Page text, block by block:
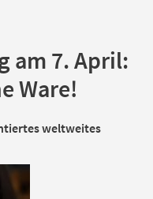
am 7. April:
Ware!
weltweites